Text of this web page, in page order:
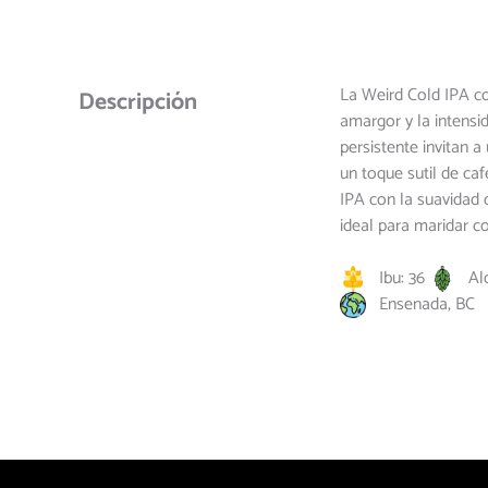
Descripción
La Weird Cold IPA
amargor y la
persistente invitan
un toque sutil de
IPA con la
ideal para maridar
Ibu: 36
Ensenada, BC